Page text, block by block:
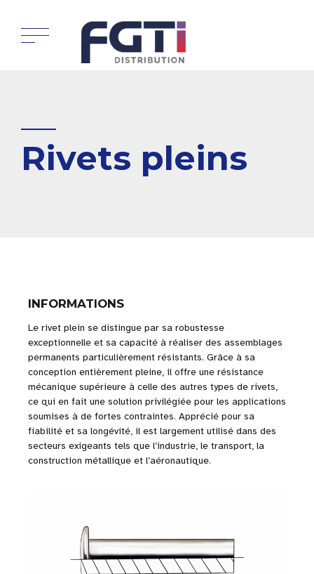
Rivets pleins
INFORMATIONS
Le rivet plein se distingue par sa robustesse
exceptionnelle et sa capacité à réaliser des assemblages
permanents particulièrement résistants. Grâce à sa
conception entièrement pleine, il offre une résistance
mécanique supérieure à celle des autres types de rivets,
ce qui en fait une solution privilégiée pour les applications
soumises à de fortes contraintes. Apprécié pour sa
fiabilité et sa longévité, il est largement utilisé dans des
secteurs exigeants tels que l’industrie, le transport, la
construction métallique et l’aéronautique.